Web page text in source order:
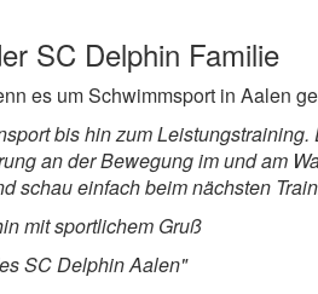
SC Delphin Familie
es um Schwimmsport in Aalen
bis hin zum
an der Bewegung im und am
schau einfach beim nächsten
mit sportlichem Gruß
SC Delphin Aalen"